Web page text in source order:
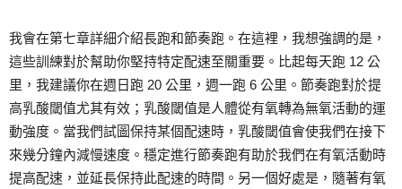
我會在第七章詳細介紹長跑和節奏跑。在這裡，我想強調的是，
這些訓練對於幫助你堅持特定配速至關重要。比起每天跑 12 公
里，我建議你在週日跑 20 公里，週一跑 6 公里。節奏跑對於提
高乳酸閾值尤其有效；乳酸閾值是人體從有氧轉為無氧活動的運
動強度。當我們試圖保持某個配速時，乳酸閾值會使我們在接下
來幾分鐘內減慢速度。穩定進行節奏跑有助於我們在有氧活動時
提高配速，並延長保持此配速的時間。另一個好處是，隨著有氧